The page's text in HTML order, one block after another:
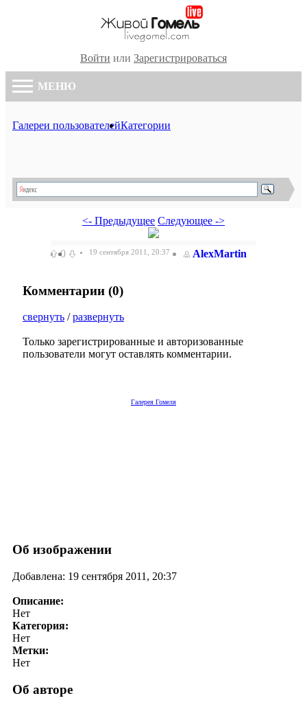
Войти или Зарегистрироваться
МЕНЮ
Галереи пользователейКатегории
<- Предыдущее Следующее ->
0 19 сентября 2011, 20:37 AlexMartin
Комментарии (0)
свернуть /развернуть
Только зарегистрированные и авторизованные
пользователи могут оставлять комментарии.
Галерея Гомеля
Об изображении
Добавлена: 19 сентября 2011, 20:37
Описание:
Нет
Категория:
Нет
Метки:
Нет
Об авторе